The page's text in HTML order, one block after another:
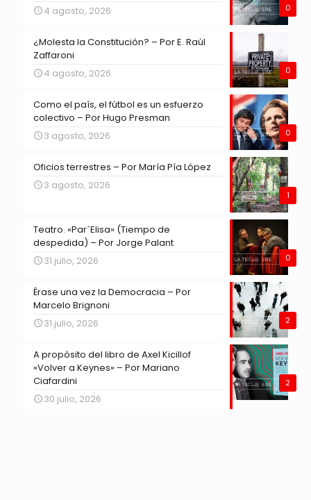
0
4 agosto, 2026
0
¿Molesta la Constitución? – Por E. Raúl
Zaffaroni
4 agosto, 2026
0
Como el país, el fútbol es un esfuerzo
colectivo – Por Hugo Presman
3 agosto, 2026
1
Oficios terrestres – Por María Pía López
3 agosto, 2026
0
Teatro. «Par´Elisa» (Tiempo de
despedida) – Por Jorge Palant
31 julio, 2026
2
Érase una vez la Democracia – Por
Marcelo Brignoni
31 julio, 2026
2
A propósito del libro de Axel Kicillof
«Volver a Keynes» – Por Mariano
Ciafardini
30 julio, 2026